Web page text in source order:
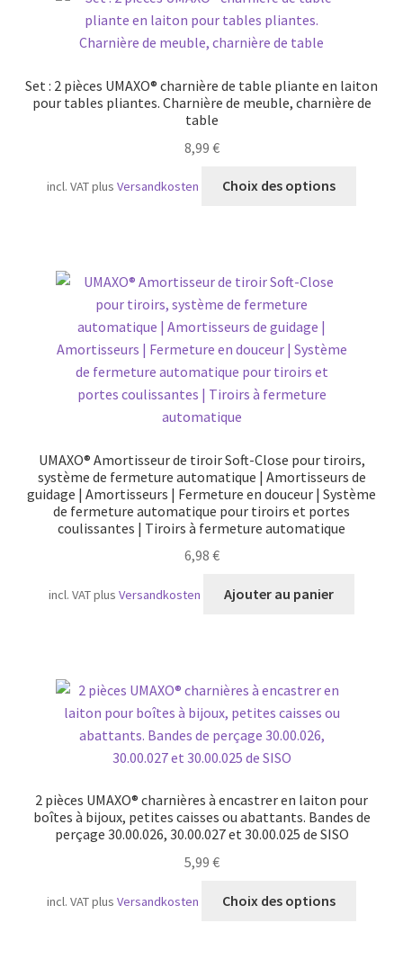
Set : 2 pièces UMAXO® charnière de table pliante en laiton
pour tables pliantes. Charnière de meuble, charnière de
table
8,99 €
incl. VATplusVersandkosten Choix des options
du
produit
UMAXO® Amortisseur de tiroir Soft-Close pour tiroirs,
système de fermeture automatique | Amortisseurs de
guidage | Amortisseurs | Fermeture en douceur | Système
de fermeture automatique pour tiroirs et portes
coulissantes | Tiroirs à fermeture automatique
6,98 €
incl. VATplusVersandkosten Ajouter au panier
2 pièces UMAXO® charnières à encastrer en laiton pour
boîtes à bijoux, petites caisses ou abattants. Bandes de
perçage 30.00.026, 30.00.027 et 30.00.025 de SISO
5,99 €
incl. VATplusVersandkosten Choix des options